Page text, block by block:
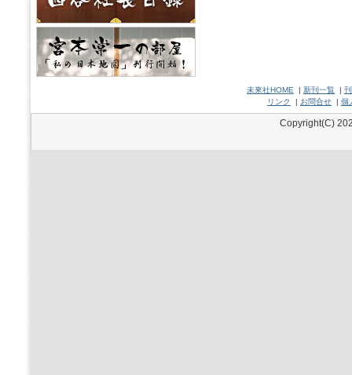
未來社HOME | 新刊一覧 |
リンク
| お問合せ | 個
Copyright(C)